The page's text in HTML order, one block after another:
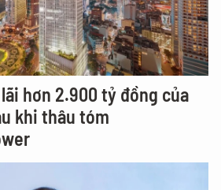
hơn 2.900 tỷ đồng của
khi thâu tóm